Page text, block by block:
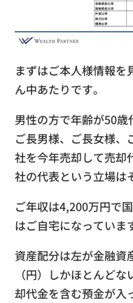
まずはご本人様情報を
ん中あたりです。
男性の方で年齢が50歳
ご長男様、ご長女様、
社を今年売却して売却
社の代表という立場は
ご年収は4,200万円で
はご自宅になっていま
資産配分は左が金融資
（円）しかほとんど
却代金を含む預金が入